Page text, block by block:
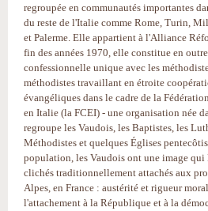
regroupée en communautés importantes
du reste de l'Italie comme Rome, Turin,
et Palerme. Elle appartient à l'Alliance
fin des années 1970, elle constitue en
confessionnelle unique avec les
méthodistes travaillant en étroite
évangéliques dans le cadre de la
en Italie (la FCEI) - une organisation née
regroupe les Vaudois, les Baptistes, les
Méthodistes et quelques Églises
population, les Vaudois ont une image qui
clichés traditionnellement attachés aux
Alpes, en France : austérité et rigueur
l'attachement à la République et à la